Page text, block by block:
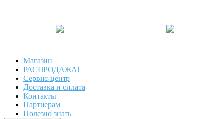
Магазин
РАСПРОДАЖА!
Сервис-центр
Доставка и оплата
Контакты
Партнерам
Полезно знать